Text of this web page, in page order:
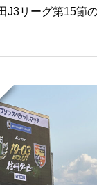
J3リーグ第15節